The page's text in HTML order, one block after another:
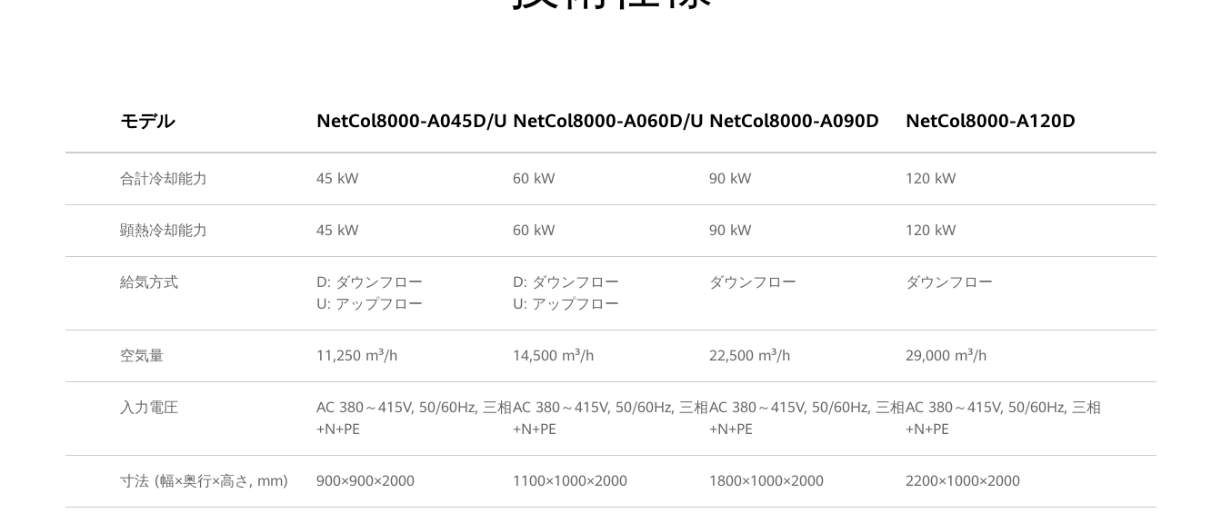
モデル NetCol8000-A045D/U NetCol8000-A060D/U NetCol8000-A090D NetCol8000-A120D
合計冷却能力 45 kW 60 kW 90 kW 120 kW
顕熱冷却能力 45 kW 60 kW 90 kW 120 kW
給気方式
D: ダウンフロー
U: アップフロー
D: ダウンフロー
U: アップフロー
ダウンフロー ダウンフロー
空気量 11,250 m³/h 14,500 m³/h 22,500 m³/h 29,000 m³/h
入力電圧
AC 380～415V, 50/60Hz, 三相
+N+PE
AC 380～415V, 50/60Hz, 三相
+N+PE
AC 380～415V, 50/60Hz, 三相
+N+PE
AC 380～415V, 50/60Hz, 三相
+N+PE
寸法 (幅×奥行×高さ, mm) 900×900×2000 1100×1000×2000 1800×1000×2000 2200×1000×2000